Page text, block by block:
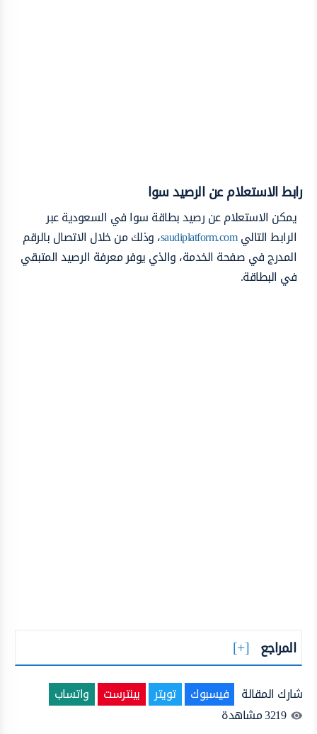
رابط الاستعلام عن الرصيد سوا
يمكن الاستعلام عن رصيد بطاقة سوا في السعودية عبر
الرابط التاليsaudiplatform.com
، وذلك من خلال الاتصال بالرقم
المدرج في صفحة الخدمة، والذي يوفر معرفة الرصيد المتبقي
في البطاقة.
المراجع
شارك المقالة فيسبوك تويتر بينترست
واتساب
3219مشاهدة